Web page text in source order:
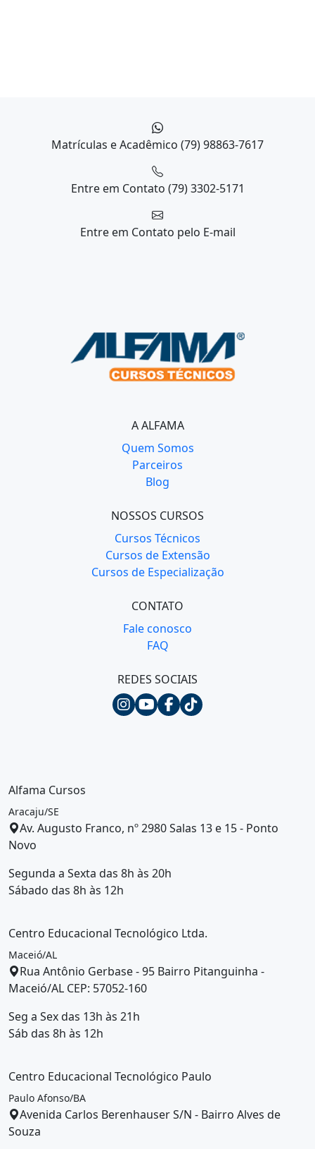
Matrículas e Acadêmico (79) 98863-7617
Entre em Contato (79) 3302-5171
Entre em Contato pelo E-mail
A ALFAMA
Quem Somos
Parceiros
Blog
NOSSOS CURSOS
Cursos Técnicos
Cursos de Extensão
Cursos de Especialização
CONTATO
Fale conosco
FAQ
REDES SOCIAIS
Alfama Cursos
Aracaju/SE
Av. Augusto Franco, nº 2980 Salas 13 e 15 - Ponto
Novo
Segunda a Sexta das 8h às 20h
Sábado das 8h às 12h
Centro Educacional Tecnológico Ltda.
Maceió/AL
Rua Antônio Gerbase - 95 Bairro Pitanguinha -
Maceió/AL CEP: 57052-160
Seg a Sex das 13h às 21h
Sáb das 8h às 12h
Centro Educacional Tecnológico Paulo
Paulo Afonso/BA
Avenida Carlos Berenhauser S/N - Bairro Alves de
Souza